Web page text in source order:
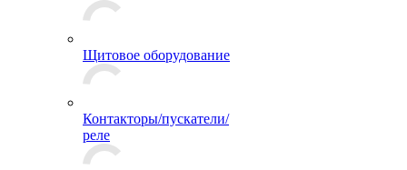
Щитовое оборудование
Контакторы/пускатели/
реле